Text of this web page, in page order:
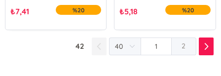
₺7,41 %20 ₺5,18 %20
42 2